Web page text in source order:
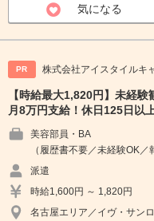
気になる
PR 株式会社アイスタイルキ
【時給最大1,820円】未経
月8万円支給！休日125日以
美容部員・BA
（履歴書不要／未経験OK
派遣
時給1,600円 ～ 1,820円
名古屋エリア／イヴ・サン